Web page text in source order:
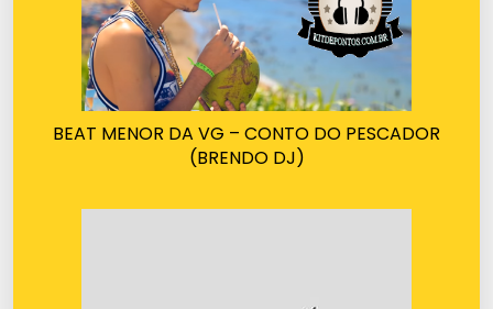
BEAT MENOR DA VG – CONTO DO PESCADOR
(BRENDO DJ)